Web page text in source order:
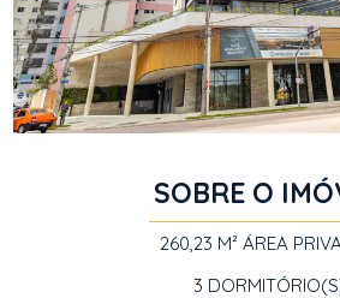
SOBRE O
260,23 M² ÁREA
3